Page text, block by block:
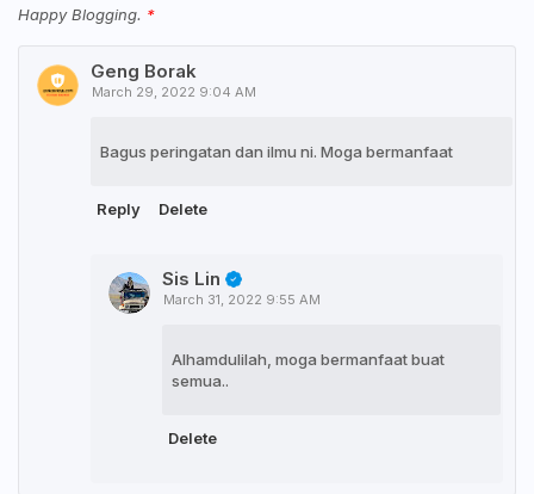
Happy Blogging.
Geng Borak
March 29, 2022 9:04 AM
Bagus peringatan dan ilmu ni. Moga bermanfaat
Reply Delete
Sis Lin
March 31, 2022 9:55 AM
Alhamdulilah, moga bermanfaat buat
semua..
Delete